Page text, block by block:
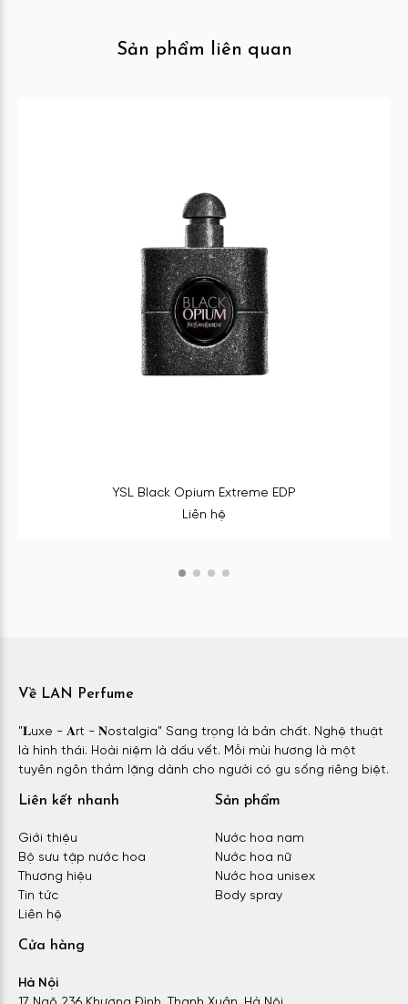
Sản phẩm liên quan
YSL Black Opium Extreme EDP
Liên hệ
Về LAN Perfume
"𝐋uxe - 𝐀rt - 𝐍ostalgia" Sang trọng là bản chất. Nghệ thuật
là hình thái. Hoài niệm là dấu vết. Mỗi mùi hương là một
tuyên ngôn thầm lặng dành cho người có gu sống riêng biệt.
Liên kết nhanh
Giới thiệu
Bộ sưu tập nước hoa
Thương hiệu
Tin tức
Liên hệ
Sản phẩm
Nước hoa nam
Nước hoa nữ
Nước hoa unisex
Body spray
Cửa hàng
Hà Nội